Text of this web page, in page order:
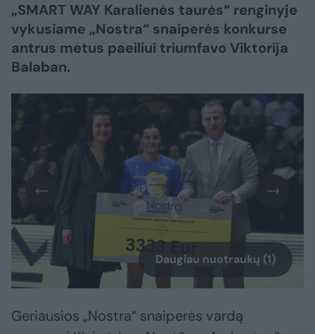
„SMART WAY Karalienės taurės“ renginyje
vykusiame „Nostra“ snaiperės konkurse
antrus metus paeiliui triumfavo Viktorija
Balaban.
Daugiau nuotraukų (1)
Geriausios „Nostra“ snaiperės vardą